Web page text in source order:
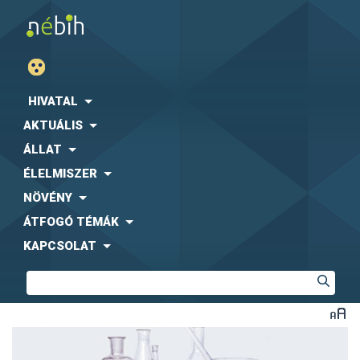
HIVATAL
AKTUÁLIS
ÁLLAT
ÉLELMISZER
NÖVÉNY
ÁTFOGÓ TÉMÁK
KAPCSOLAT